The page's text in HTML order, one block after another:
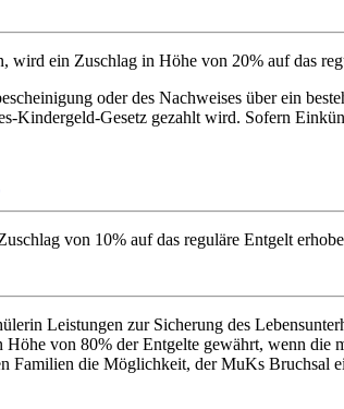
wird ein Zuschlag in Höhe von 20% auf das
oder des Nachweises über ein
Kindergeld-Gesetz gezahlt wird. Sofern
Expand
von 10% auf das reguläre Entgelt
Leistungen zur Sicherung des
von 80% der Entgelte gewährt, wenn
Familien die Möglichkeit, der MuKs